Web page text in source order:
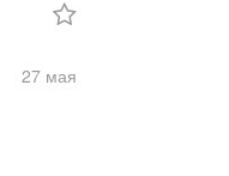
27 мая